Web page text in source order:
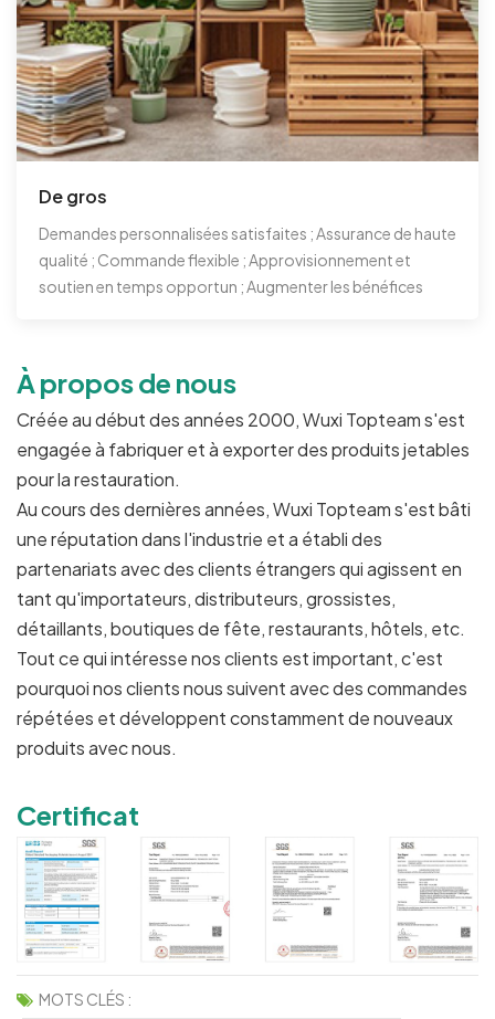
De gros
Demandes personnalisées satisfaites ; Assurance de haute
qualité ; Commande flexible ; Approvisionnement et
soutien en temps opportun ; Augmenter les bénéfices
À propos de nous
Créée au début des années 2000, Wuxi Topteam s'est
engagée à fabriquer et à exporter des produits jetables
pour la restauration.
Au cours des dernières années, Wuxi Topteam s'est bâti
une réputation dans l'industrie et a établi des
partenariats avec des clients étrangers qui agissent en
tant qu'importateurs, distributeurs, grossistes,
détaillants, boutiques de fête, restaurants, hôtels, etc.
Tout ce qui intéresse nos clients est important, c'est
pourquoi nos clients nous suivent avec des commandes
répétées et développent constamment de nouveaux
produits avec nous.
Certificat
MOTS CLÉS :